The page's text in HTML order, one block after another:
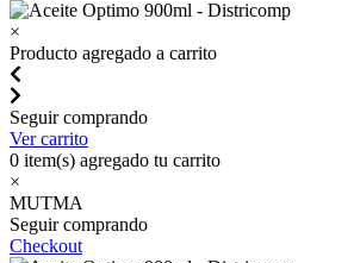
×
Producto agregado a carrito
Seguir comprando
Ver carrito
0 item(s) agregado tu carrito
×
MUTMA
Seguir comprando
Checkout